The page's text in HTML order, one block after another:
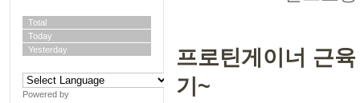
Total
Today
Yesterday
Powered by
프로틴게이너 근
기~